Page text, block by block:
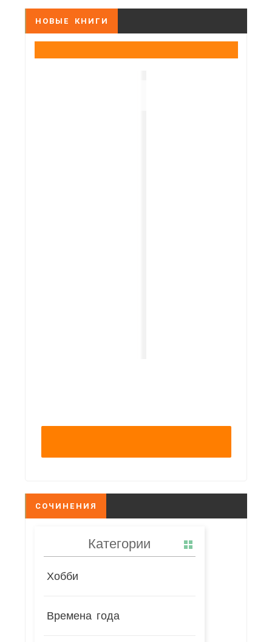
НОВЫЕ КНИГИ
СОЧИНЕНИЯ
Категории
Хобби
Времена года